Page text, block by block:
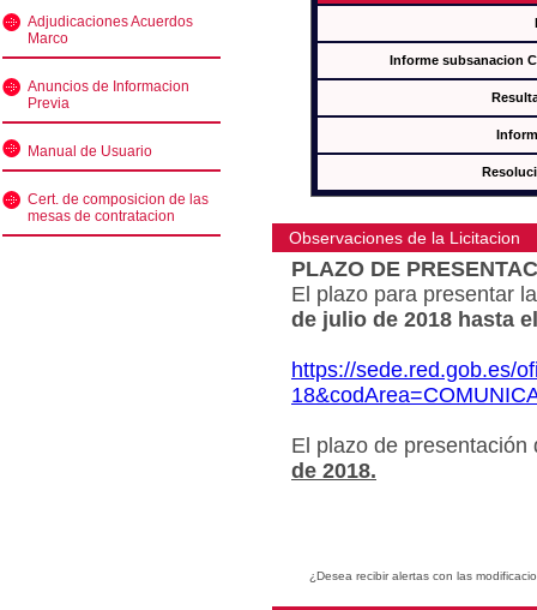
Adjudicaciones Acuerdos
Marco
Anuncios de Informacion
Previa
Manual de Usuario
Cert. de composicion de las
mesas de contratacion
Informe subsanacion
Observaciones de la Licitacion
PLAZO DE
El plazo para presentar
de julio de 2018 hasta
https://sede.red.gob.es/
El plazo de
de 2018.
¿Desea recibir alertas con las